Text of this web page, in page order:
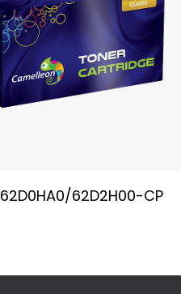
62D0HA0/62D2H00-CP